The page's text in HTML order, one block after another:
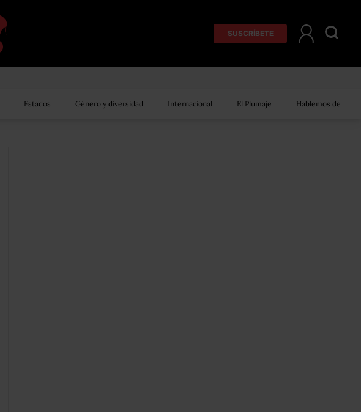
SUSCRÍBETE
Estados Género y diversidad Internacional El Plumaje Hablemos de